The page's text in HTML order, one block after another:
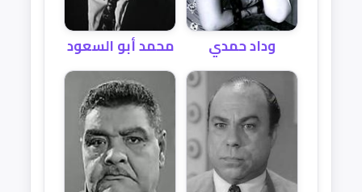
وداد حمدي محمد أبو السعود